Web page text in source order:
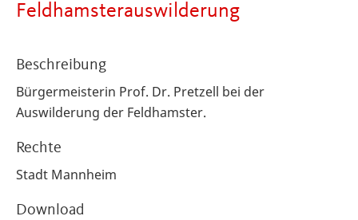
Feldhamsterauswilderung
Beschreibung
Bürgermeisterin Prof. Dr. Pretzell bei der
Auswilderung der Feldhamster.
Rechte
Stadt Mannheim
Download